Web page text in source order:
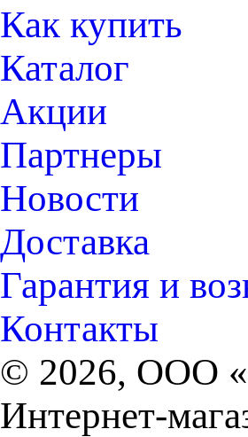
Как купить
Каталог
Акции
Партнеры
Новости
Доставка
Гарантия и
Контакты
© 2026, ООО «
Интернет-